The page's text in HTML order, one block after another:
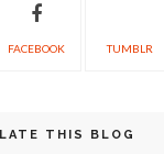
FACEBOOK TUMBLR
THIS BLOG